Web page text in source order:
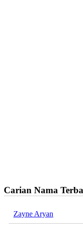
Carian Nama
Zayne Aryan